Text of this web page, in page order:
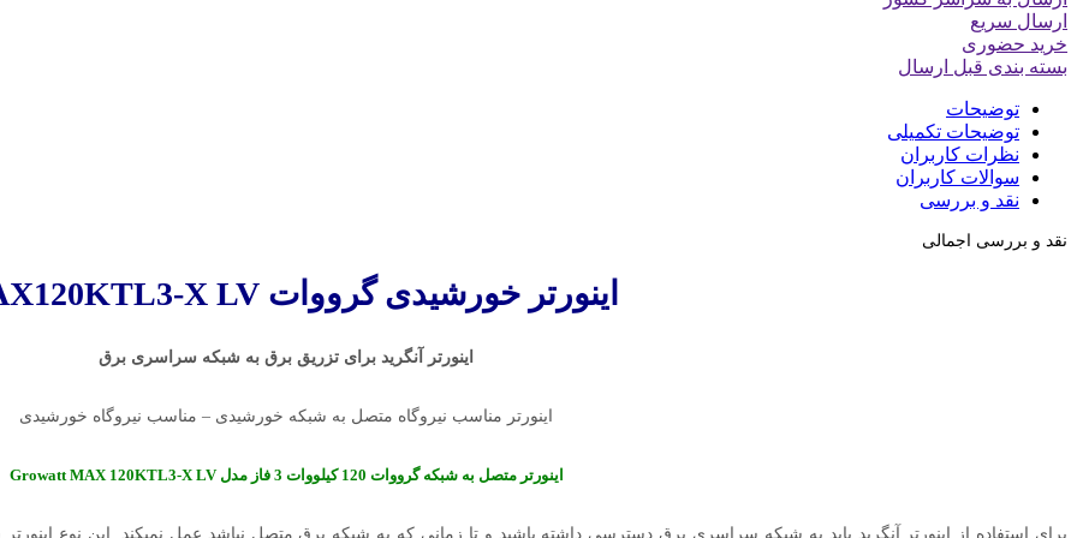
ارسال سریع
خرید حضوری
بسته بندی قبل ارسال
توضیحات
توضیحات تکمیلی
نظرات کاربران
سوالات کاربران
نقد و بررسی
نقد و بررسی اجمالی
اینورتر خورشیدی گروواتX LV
اینورتر آنگرید برای تزریق برق به شبکه سراسری برق
اینورتر مناسب نیروگاه متصل به شبکه خورشیدی – مناسب نیروگاه خورشیدی
اینورتر متصل به شبکه گرووات 120 کیلووات 3 فاز مدل Growatt MAX 120KTL3-X LV
برای استفاده از اینورتر آنگرید باید به شبکه سراسری برق دسترسی داشته باشید و تا زمانی که به شبکه برق متصل نباشد عمل نمیکند. این نوع